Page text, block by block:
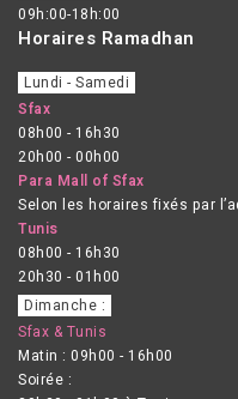
09h:00-18h:00
Horaires Ramadhan
Lundi - Samedi
Sfax
08h00 - 16h30
20h00 - 00h00
Para Mall of Sfax
Selon les horaires fixés par
Tunis
08h00 - 16h30
20h30 - 01h00
Dimanche :
Sfax & Tunis
Matin : 09h00 - 16h00
Soirée :